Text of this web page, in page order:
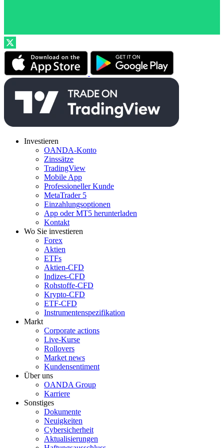
Investieren
OANDA-Konto
Zinssätze
TradingView
Mobile App
Professioneller Kunde
MetaTrader 5
Einzahlungsoptionen
App oder MT5 herunterladen
Kontakt
Wo Sie investieren
Forex
Aktien
ETFs
Aktien-CFD
Indizes-CFD
Rohstoffe-CFD
Krypto-CFD
ETF-CFD
Instrumentenspezifikation
Markt
Corporate actions
Live-Kurse
Rollovers
Market news
Kundensentiment
Über uns
OANDA Group
Karriere
Sonstiges
Dokumente
Neuigkeiten
Cybersicherheit
Aktualisierungen